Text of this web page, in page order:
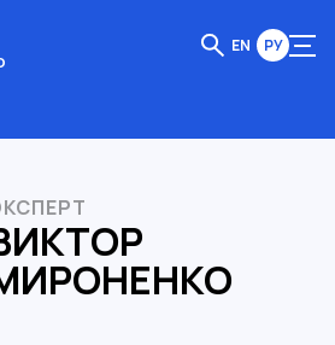
EN РУ